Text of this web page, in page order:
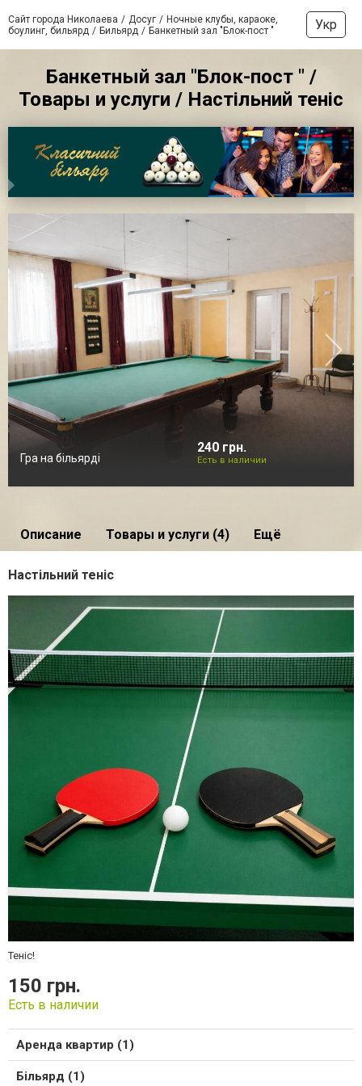
Сайт города Николаева Досуг
Ночные клубы, караоке,
боулинг, бильярд
Бильярд Банкетный зал "Блок-пост " Укр
Банкетный зал "Блок-пост " /
Товары и услуги / Настільний теніс
Гра на більярді
240 грн.
Есть в наличии
Описание Товары и услуги (4) Ещё
Настільний теніс
Теніс!
150 грн.
Есть в наличии
Аренда квартир (1)
Більярд (1)